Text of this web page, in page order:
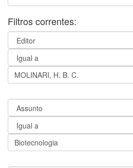
Filtros correntes: